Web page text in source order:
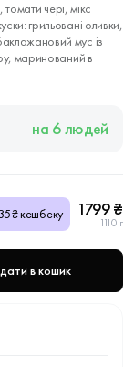
томати чері, мікс
грильовані оливки,
мус із
маринований в
на 6 людей
кешбеку 1799 ₴
1110 г
в кошик